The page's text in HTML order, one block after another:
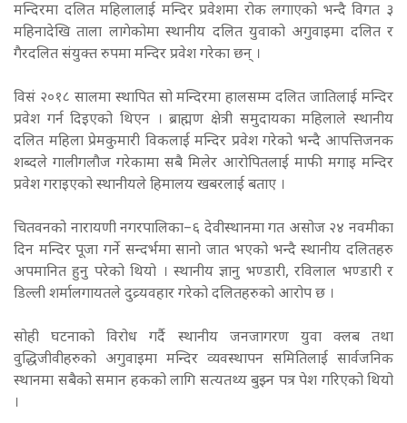
मन्दिरमा दलित महिलालाई मन्दिर प्रवेशमा रोक लगाएको भन्दैविगत ३
महिनादेखि ताला लागेकोमा स्थानीय दलित युवाको अगुवाइमा दलित र
गैरदलित संयुक्त रुपमा मन्दिर प्रवेश गरेका छन् ।
विसं २०१८ सालमा स्थापित सो मन्दिरमा हालसम्म दलित जातिलाई मन्दिर
प्रवेश गर्न दिइएको थिएन । ब्राह्मण क्षेत्री समुदायका महिलाले स्थानीय
दलित महिला प्रेमकुमारी विकलाई मन्दिर प्रवेश गरेको भन्दै आपत्तिजनक
शब्दले गालीगलौज गरेकामा सबै मिलेर आरोपितलाई माफी मगाइ मन्दिर
प्रवेश गराइएको स्थानीयले हिमालय खबरलाई बताए ।
चितवनको नारायणी नगरपालिका–६ देवीस्थानमा गत असोज २४ नवमीका
दिन मन्दिर पूजा गर्ने सन्दर्भमा सानो जात भएको भन्दै स्थानीय दलितहरु
अपमानित हुनु परेको थियो । स्थानीय ज्ञानु भण्डारी, रविलाल भण्डारी र
डिल्ली शर्मालगायतले दुव्र्यवहार गरेको दलितहरुको आरोप छ ।
सोही घटनाको विरोध गर्दै स्थानीय जनजागरण युवा क्लब तथा
वुद्धिजीवीहरुको अगुवाइमा मन्दिर व्यवस्थापन समितिलाई सार्वजनिक
स्थानमा सबैको समान हकको लागि सत्यतथ्य बुझ्न पत्र पेश गरिएको थियो
।